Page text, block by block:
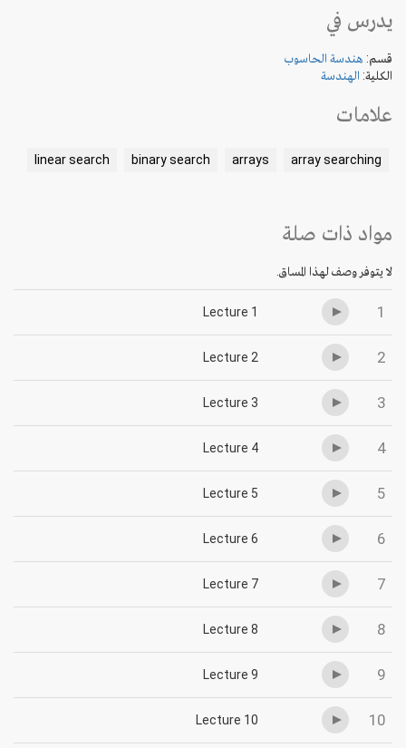
يدرس في
قسم: هندسة الحاسوب
الكلية: الهندسة
علامات
array searching
arrays
binary search
linear search
مواد ذات صلة
لا يتوفر وصف لهذا المساق.
1
Lecture 1
2
Lecture 2
3
Lecture 3
4
Lecture 4
5
Lecture 5
6
Lecture 6
7
Lecture 7
8
Lecture 8
9
Lecture 9
10
Lecture 10